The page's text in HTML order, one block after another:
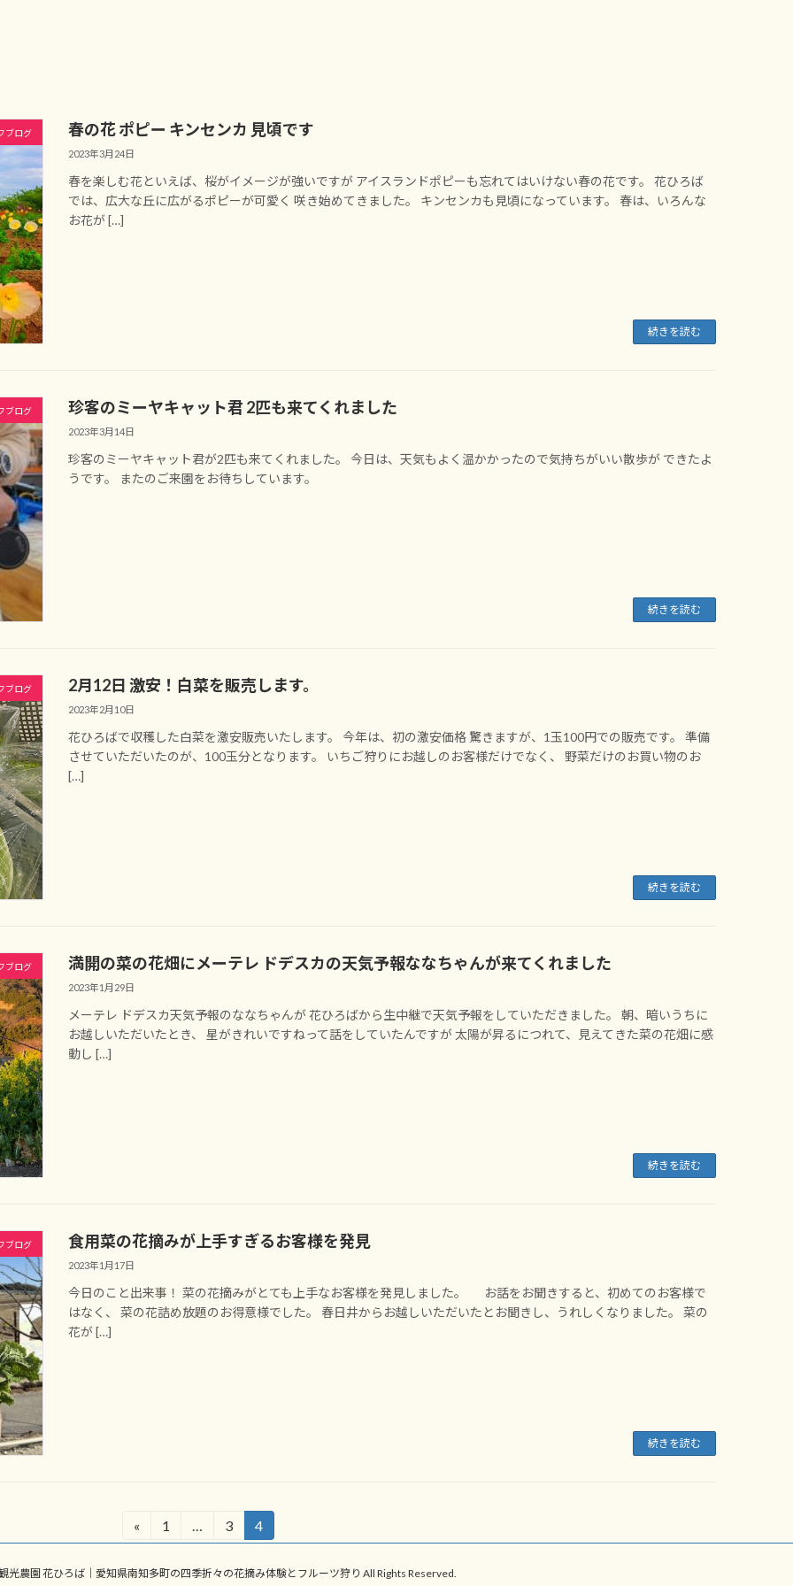
ブログ 春の花 ポピー キンセンカ 見頃です
2023年3月24日
春を楽しむ花といえば、桜がイメージが強いですが アイスランドポピーも忘れてはいけない春の花です。 花ひろば
では、広大な丘に広がるポピーが可愛く 咲き始めてきました。 キンセンカも見頃になっています。 春は、いろんな
お花が […]
続きを読む
ブログ 珍客のミーヤキャット君 2匹も来てくれました
2023年3月14日
珍客のミーヤキャット君が2匹も来てくれました。 今日は、天気もよく温かかったので気持ちがいい散歩が できたよ
うです。 またのご来園をお待ちしています。
続きを読む
ブログ 2月12日 激安！白菜を販売します。
2023年2月10日
花ひろばで収穫した白菜を激安販売いたします。 今年は、初の激安価格 驚きますが、1玉100円での販売です。 準備
させていただいたのが、100玉分となります。 いちご狩りにお越しのお客様だけでなく、 野菜だけのお買い物のお
[…]
続きを読む
ブログ 満開の菜の花畑にメーテレ ドデスカの天気予報ななちゃんが来てくれました
2023年1月29日
メーテレ ドデスカ天気予報のななちゃんが 花ひろばから生中継で天気予報をしていただきました。 朝、暗いうちに
お越しいただいたとき、 星がきれいですねって話をしていたんですが 太陽が昇るにつれて、見えてきた菜の花畑に感
動し […]
続きを読む
ブログ 食用菜の花摘みが上手すぎるお客様を発見
2023年1月17日
今日のこと出来事！ 菜の花摘みがとても上手なお客様を発見しました。 お話をお聞きすると、初めてのお客様で
はなく、 菜の花詰め放題のお得意様でした。 春日井からお越しいただいたとお聞きし、うれしくなりました。 菜の
花が […]
続きを読む
«
固
定
ペ
1 …
固
定
ペ
3
固
定
ペ
4
光農園 花ひろば｜愛知県南知多町の四季折々の花摘み体験とフルーツ狩り All Rights Reserved.